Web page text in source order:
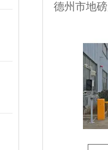
德州市地